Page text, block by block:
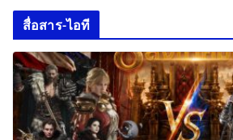
สื่อสาร-ไอที